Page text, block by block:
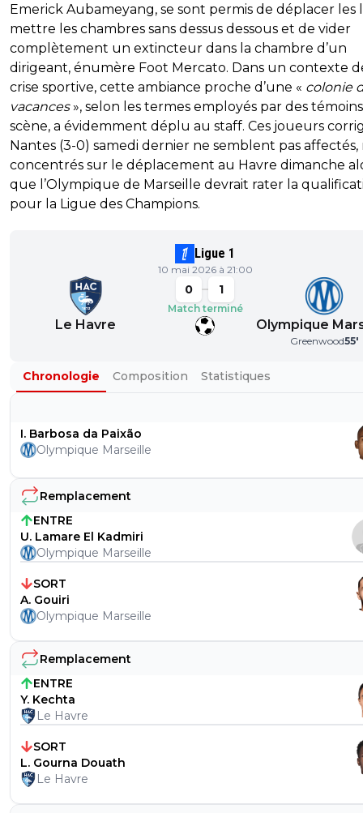
Emerick Aubameyang, se sont permis de déplacer les
mettre les chambres sans dessus dessous et de vider
complètement un extincteur dans la chambre d’un
dirigeant, énumère Foot Mercato. Dans un contexte
crise sportive, cette ambiance proche d’une « colonie
vacances», selon les termes employés par des
scène, a évidemment déplu au staff. Ces joueurs
Nantes (3-0) samedi dernier ne semblent pas affectés,
concentrés sur le déplacement au Havre dimanche
que l’Olympique de Marseille devrait rater la
pour la Ligue des Champions.
Ligue 1
10 mai 2026 à 21:00
Le Havre
0 1
Match terminé
Olympique
Greenwood55'
Chronologie Composition Statistiques
I. Barbosa da Paixão
Olympique Marseille
Remplacement
ENTRE
U. Lamare El Kadmiri
Olympique Marseille
SORT
A. Gouiri
Olympique Marseille
Remplacement
ENTRE
Y. Kechta
Le Havre
SORT
L. Gourna Douath
Le Havre